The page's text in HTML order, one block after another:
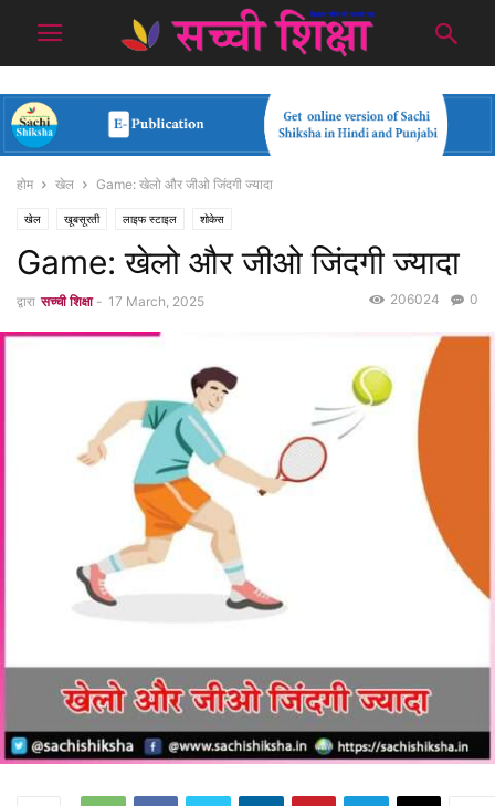
होम खेल Game: खेलो और जीओ जिंदगी ज्यादा
खेल खूबसूरती लाइफ स्टाइल शोकेस
Game: खेलो और जीओ जिंदगी ज्यादा
द्वारा सच्ची शिक्षा - 17 March, 2025 0
206024